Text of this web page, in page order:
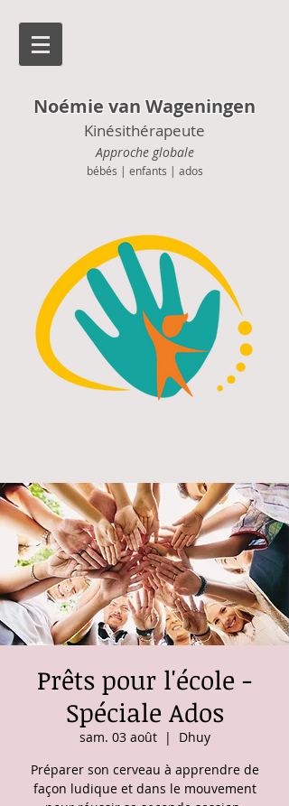
Noémie van Wageningen
Kinésithérapeute
Approche globale
bébés | enfants | ados
Prêts pour l'école -
Spéciale Ados
sam. 03 août
  |
Dhuy
Préparer son cerveau à apprendre de
façon ludique et dans le mouvement